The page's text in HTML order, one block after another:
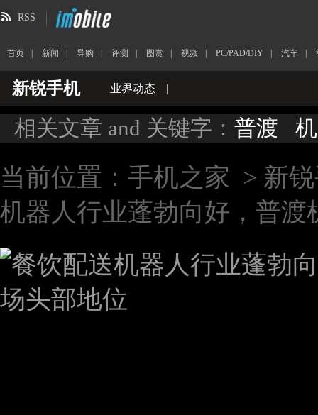
RSS
首页 新闻 导购 评测 图赏 视频 PC/PAD/DIY 汽车
新锐手机 业界动态 |
相关文章 and 关键字： 普渡
当前位置： 手机之家 > 新
机器人行业蓬勃向好，普